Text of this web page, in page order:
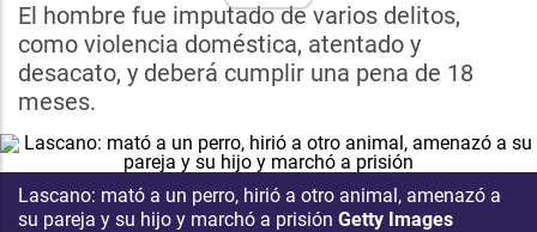
El hombre fue imputado de varios delitos,
como violencia doméstica, atentado y
desacato, y deberá cumplir una pena de 18
meses.
Lascano: mató a un perro, hirió a otro animal, amenazó a
su pareja y su hijo y marchó a prisión Getty Images